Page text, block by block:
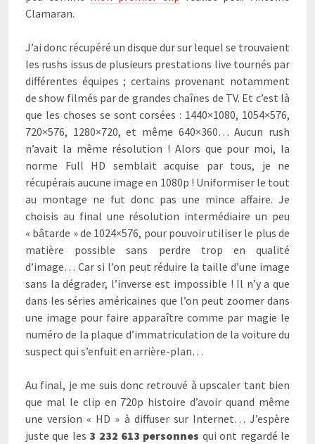
Clamaran.
J’ai donc récupéré un disque dur sur lequel se trouvaient
les rushs issus de plusieurs prestations live tournés par
différentes équipes ; certains provenant notamment
de show filmés par de grandes chaînes de TV. Et c’est là
que les choses se sont corsées : 1440×1080, 1054×576,
720×576, 1280×720, et même 640×360… Aucun rush
n’avait la même résolution ! Alors que pour moi, la
norme Full HD semblait acquise par tous, je ne
récupérais aucune image en 1080p ! Uniformiser le tout
au montage ne fut donc pas une mince affaire. Je
choisis au final une résolution intermédiaire un peu
« bâtarde » de 1024×576, pour pouvoir utiliser le plus de
matière possible sans perdre trop en qualité
d’image… Car si l’on peut réduire la taille d’une image
sans la dégrader, l’inverse est impossible ! Il n’y a que
dans les séries américaines que l’on peut zoomer dans
une image pour faire apparaître comme par magie le
numéro de la plaque d’immatriculation de la voiture du
suspect qui s’enfuit en arrière-plan…
Au final, je me suis donc retrouvé à upscaler tant bien
que mal le clip en 720p histoire d’avoir quand même
une version « HD » à diffuser sur Internet… J’espère
juste que les 3 232 613 personnes qui ont regardé le